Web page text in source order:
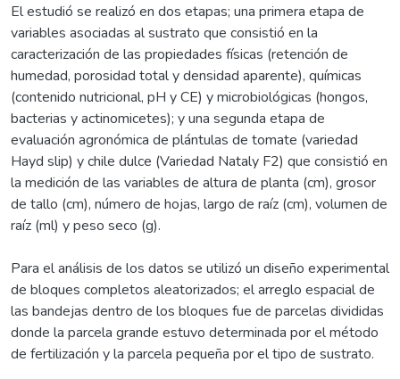
El estudió se realizó en dos etapas; una primera etapa de
variables asociadas al sustrato que consistió en la
caracterización de las propiedades físicas (retención de
humedad, porosidad total y densidad aparente), químicas
(contenido nutricional, pH y CE) y microbiológicas (hongos,
bacterias y actinomicetes); y una segunda etapa de
evaluación agronómica de plántulas de tomate (variedad
Hayd slip) y chile dulce (Variedad Nataly F2) que consistió en
la medición de las variables de altura de planta (cm), grosor
de tallo (cm), número de hojas, largo de raíz (cm), volumen de
raíz (ml) y peso seco (g).
Para el análisis de los datos se utilizó un diseño experimental
de bloques completos aleatorizados; el arreglo espacial de
las bandejas dentro de los bloques fue de parcelas divididas
donde la parcela grande estuvo determinada por el método
de fertilización y la parcela pequeña por el tipo de sustrato.